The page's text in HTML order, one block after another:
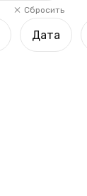
Сбросить
Дата